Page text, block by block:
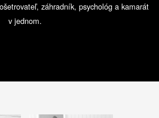
záhradník, psychológ a kamarát
v jednom.